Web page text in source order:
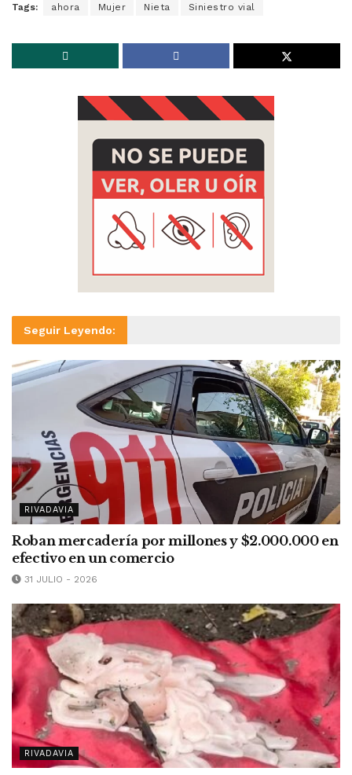
Tags: ahora Mujer Nieta Siniestro vial
Seguir Leyendo:
RIVADAVIA
Roban mercadería por millones y $2.000.000 en
efectivo en un comercio
31 JULIO - 2026
RIVADAVIA